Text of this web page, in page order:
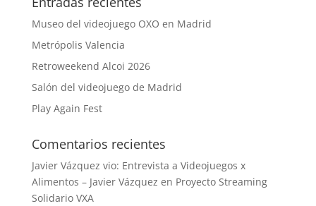
Museo del videojuego OXO en Madrid
Metrópolis Valencia
Retroweekend Alcoi 2026
Salón del videojuego de Madrid
Play Again Fest
Comentarios recientes
Javier Vázquez vio: Entrevista a Videojuegos x
Alimentos – Javier Vázquez en Proyecto Streaming
Solidario VXA